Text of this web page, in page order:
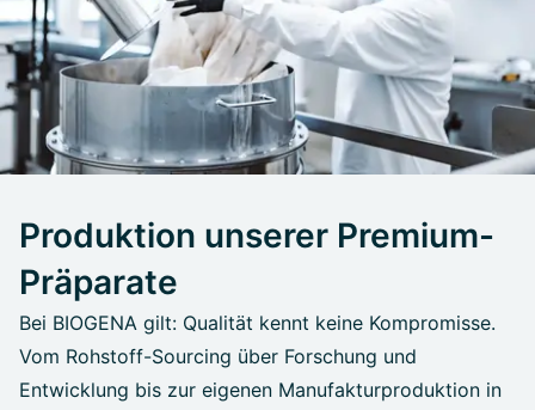
Produktion unserer Premium-
Präparate
Bei BIOGENA gilt: Qualität kennt keine Kompromisse.
Vom Rohstoff-Sourcing über Forschung und
Entwicklung bis zur eigenen Manufakturproduktion in